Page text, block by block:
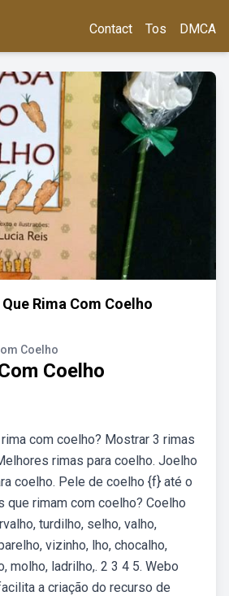
Contact Tos DMCA
Rima Com Coelho
Coelho
Coelho
com coelho? Mostrar 3 rimas
rimas para coelho. Joelho
coelho. Pele de coelho {f} até o
que rimam com coelho? Coelho
turdilho, selho, valho,
vizinho, lho, chocalho,
molho, ladrilho,. 2 3 4 5. Webo
a criação do recurso de